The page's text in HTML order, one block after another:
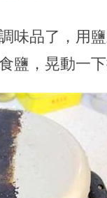
味品了，用
鹽，晃動一